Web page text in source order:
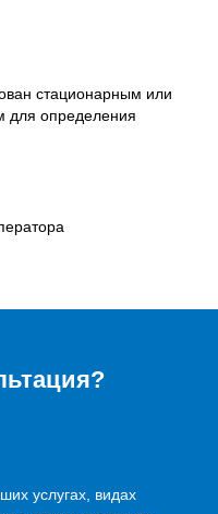
стационарным или
определения
услугах, видах